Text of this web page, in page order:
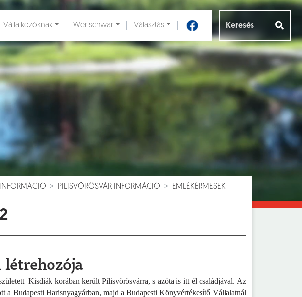
Vállalkozóknak Werischwar Választás
PILISVÖRÖSVÁR INFORMÁCIÓ
EMLÉKÉRMESEK
Kisdiák korában került Pilisvörösvárra, s azóta is itt él családjával. Az
a Budapesti Harisnyagyárban, majd a Budapesti Könyvértékesítő Vállalatnál